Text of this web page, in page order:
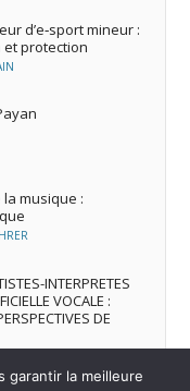
d’e‑sport mineur :
protection
la musique :
INTERPRETES
VOCALE :
DE
garantir la meilleure